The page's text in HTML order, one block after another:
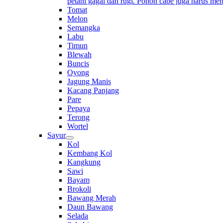
Tomat
Melon
Semangka
Labu
Timun
Blewah
Buncis
Oyong
Jagung Manis
Kacang Panjang
Pare
Pepaya
Terong
Wortel
Sayur
Kol
Kembang Kol
Kangkung
Sawi
Bayam
Brokoli
Bawang Merah
Daun Bawang
Selada